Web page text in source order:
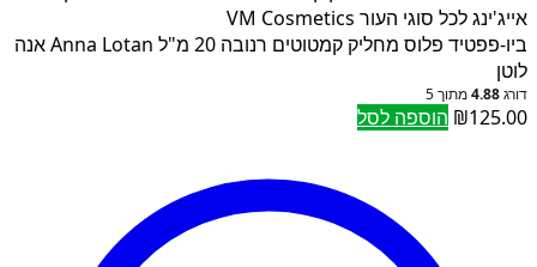
ביו-פפטיד פלוס מחליק קמטוטים רנובה 20 מ"ל Anna Lotan אנה
לוטן
דורג4.88מתוך 5
₪125.00 הוספה לסל